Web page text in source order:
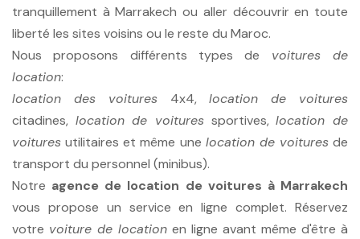
tranquillement à Marrakech ou aller découvrir en toute
liberté les sites voisins ou le reste du Maroc.
Nous proposons différents types de voitures de
location:
location des voitures 4x4, location de voitures
citadines, location de voitures sportives,location de
voitures utilitaires et même une location de voituresde
transport du personnel (minibus).
Notre agence de location de voitures à Marrakech
vous propose un service en ligne complet. Réservez
votre voiture de location en ligne avant même d'être à